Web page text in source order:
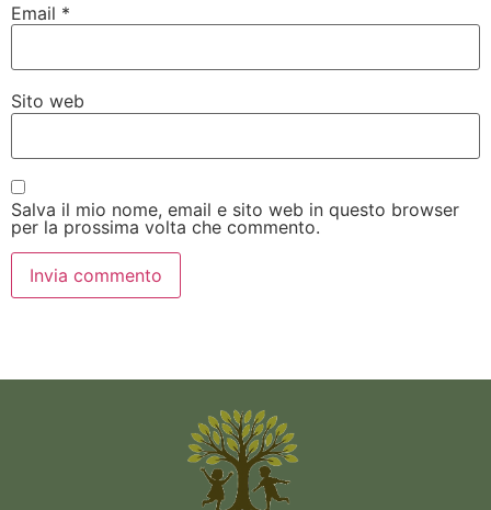
Email *
Sito web
Salva il mio nome, email e sito web in questo browser
per la prossima volta che commento.